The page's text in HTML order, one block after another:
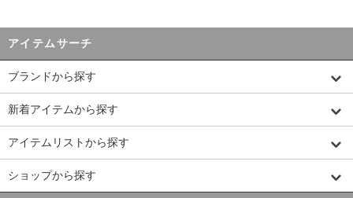
アイテムサーチ
ブランドから探す
新着アイテムから探す
アイテムリストから探す
ショップから探す